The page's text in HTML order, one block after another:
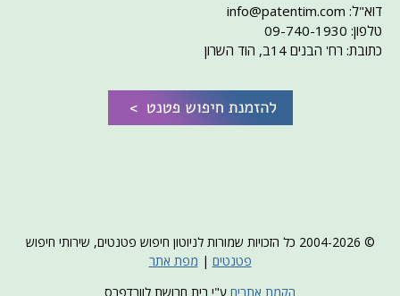
דוא"ל: info@patentim.com
טלפון: 09-740-1930
כתובת: רח' הבנים 14ב, הוד השרון
© 2004-2026 כל הזכויות שמורות לניוטון חיפוש פטנטים, שירותי חיפוש
פטנטים | מפת אתר
הקמת אתרים ע"י בית חרושת לוורדפרס